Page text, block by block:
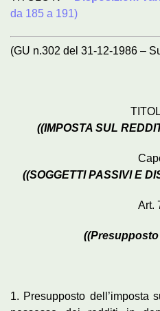
da 185 a 191)
(GU n.302 del 31-12-1986 –
((IMPOSTA SUL
((SOGGETTI PASSIVI E
Art.
((Presupposto
1. Presupposto dell’imposta